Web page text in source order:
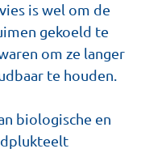
is wel om de
gekoeld te
om ze langer
te houden.
biologische en